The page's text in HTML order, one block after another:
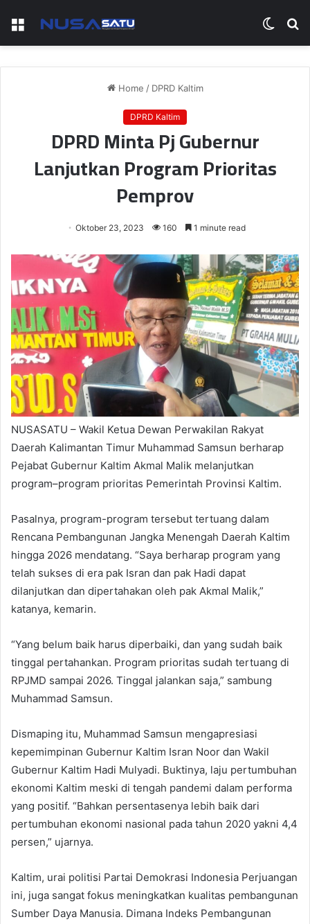
Menu
Switch
skin
Home / DPRD Kaltim
DPRD Kaltim
DPRD Minta Pj Gubernur
Lanjutkan Program Prioritas
Pemprov
Oktober 23, 2023 160 1 minute read
NUSASATU – Wakil Ketua Dewan Perwakilan Rakyat
Daerah Kalimantan Timur Muhammad Samsun berharap
Pejabat Gubernur Kaltim Akmal Malik melanjutkan
program–program prioritas Pemerintah Provinsi Kaltim.
Pasalnya, program-program tersebut tertuang dalam
Rencana Pembangunan Jangka Menengah Daerah Kaltim
hingga 2026 mendatang. “Saya berharap program yang
telah sukses di era pak Isran dan pak Hadi dapat
dilanjutkan dan dipertahakan oleh pak Akmal Malik,”
katanya, kemarin.
“Yang belum baik harus diperbaiki, dan yang sudah baik
tinggal pertahankan. Program prioritas sudah tertuang di
RPJMD sampai 2026. Tinggal jalankan saja,” sambung
Muhammad Samsun.
Dismaping itu, Muhammad Samsun mengapresiasi
kepemimpinan Gubernur Kaltim Isran Noor dan Wakil
Gubernur Kaltim Hadi Mulyadi. Buktinya, laju pertumbuhan
ekonomi Kaltim meski di tengah pandemi dalam performa
yang positif. “Bahkan persentasenya lebih baik dari
pertumbuhan ekonomi nasional pada tahun 2020 yakni 4,4
persen,” ujarnya.
Kaltim, urai politisi Partai Demokrasi Indonesia Perjuangan
ini, juga sangat fokus meningkatkan kualitas pembangunan
Sumber Daya Manusia. Dimana Indeks Pembangunan